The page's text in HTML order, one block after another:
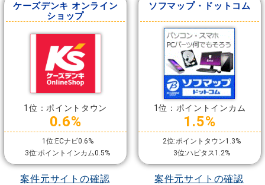
ケーズデンキ オンライン
ショップ
1位：ポイントタウン
0.6%
1位:ECナビ0.6%
3位:ポイントインカム0.5%
案件元サイトの確認
ソフマップ・ドットコム
1位：ポイントインカム
1.5%
2位:ポイントタウン1.3%
3位:ハピタス1.2%
案件元サイトの確認